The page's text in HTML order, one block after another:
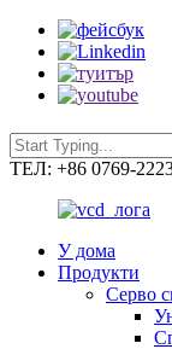
ТЕЛ: +86 0769-
У дома
Продукти
Серво